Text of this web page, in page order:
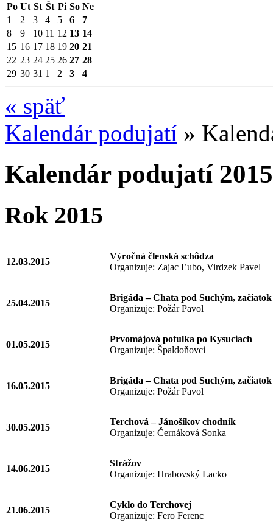
Po Ut St Št Pi So Ne
1
2 3 4 5 6
7
8
9 10 11 12 13 14
15 16 17 18 19 20 21
22 23 24 25 26 27 28
29 30 31 1 2 3 4
« späť
Kalendár podujatí »
Kalendár podujatí 2015
Rok 2015
12.03.2015
Výročná členská schôdza
Organizuje: Zajac Ľubo, Virdzek Pavel
25.04.2015
Brigáda – Chata pod Suchým, začiatok
Organizuje: Požár Pavol
01.05.2015
Prvomájová potulka po Kysuciach
Organizuje: Špaldoňovci
16.05.2015
Brigáda – Chata pod Suchým, začiatok
Organizuje: Požár Pavol
30.05.2015
Terchová – Jánošíkov chodník
Organizuje: Černáková Sonka
14.06.2015
Strážov
Organizuje: Hrabovský Lacko
21.06.2015
Cyklo do Terchovej
Organizuje: Fero Ferenc